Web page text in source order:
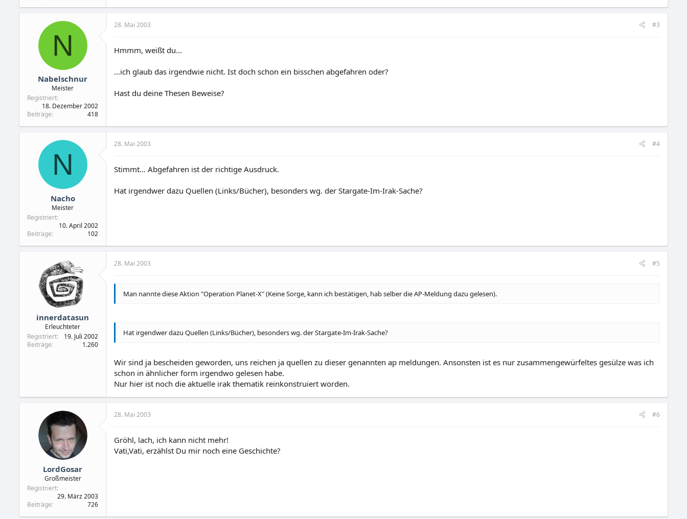
N
Nabelschnur
Meister
Registriert
18. Dezember 2002
Beiträge
418
28. Mai 2003 #3
Hmmm, weißt du...
...ich glaub das irgendwie nicht. Ist doch schon ein bisschen abgefahren oder?
Hast du deine Thesen Beweise?
N
Nacho
Meister
Registriert
10. April 2002
Beiträge
102
28. Mai 2003 #4
Stimmt... Abgefahren ist der richtige Ausdruck.
Hat irgendwer dazu Quellen (Links/Bücher), besonders wg. der Stargate-Im-Irak-Sache?
innerdatasun
Erleuchteter
Registriert
19. Juli 2002
Beiträge
1.260
28. Mai 2003 #5
Man nannte diese Aktion "Operation Planet-X" (Keine Sorge, kann ich bestätigen, hab selber die AP-Meldung dazu gelesen).
Hat irgendwer dazu Quellen (Links/Bücher), besonders wg. der Stargate-Im-Irak-Sache?
Wir sind ja bescheiden geworden, uns reichen ja quellen zu dieser genannten ap meldungen. Ansonsten ist es nur zusammengewürfeltes gesülze was ich
schon in ähnlicher form irgendwo gelesen habe.
Nur hier ist noch die aktuelle irak thematik reinkonstruiert worden.
LordGosar
Großmeister
Registriert
29. März 2003
Beiträge
726
28. Mai 2003 #6
Gröhl, lach, ich kann nicht mehr!
Vati,Vati, erzählst Du mir noch eine Geschichte?